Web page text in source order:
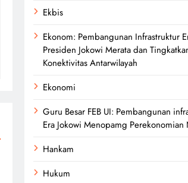
Ekbis
Ekonom: Pembangunan Infrastruktur
Presiden Jokowi Merata dan
Konektivitas Antarwilayah
Ekonomi
Guru Besar FEB UI: Pembangunan
Era Jokowi Menopamg Perekonomian
Hankam
Hukum